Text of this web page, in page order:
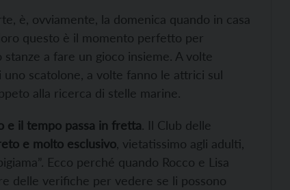
è, ovviamente, la domenica quando in casa
questo è il momento perfetto per
a fare un gioco insieme. A volte
scatolone, a volte fanno le attrici sul
alla ricerca di stelle marine.
e il tempo passa in fretta. Il Club delle
e molto esclusivo , vietatissimo agli adulti,
Ecco perché quando Rocco e Lisa
delle verifiche per vedere se li possono